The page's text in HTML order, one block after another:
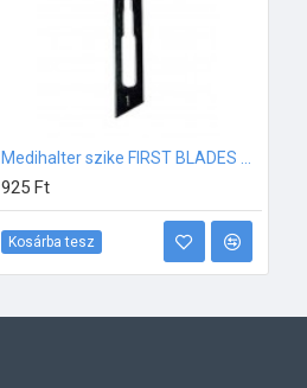
925 Ft
Kosárba tesz